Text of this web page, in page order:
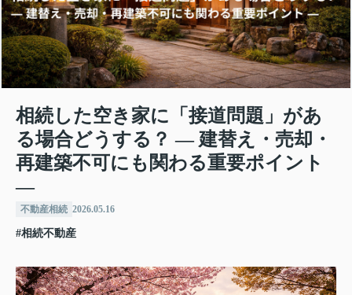
相続した空き家に「接道問題」があ
る場合どうする？ ― 建替え・売却・
再建築不可にも関わる重要ポイント
―
不動産相続 2026.05.16
#相続不動産